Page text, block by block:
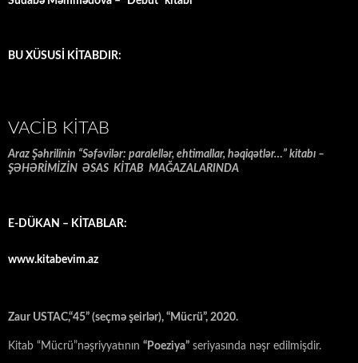
BU XÜSUSİ KİTABDIR:
VACIB KITAB
Araz Şəhrilinin “Səfəvilər: paralellər, ehtimallar, həqiqətlər…” kitabı –
ŞƏHƏRİMİZİN ƏSAS KİTAB MAĞAZALARINDA
E-DÜKAN – KİTABLAR:
www.kitabevim.az
Zaur USTAC,“45” (seçmə şeirlər), “Mücrü”, 2020.
Kitab “Mücrü”nəşriyyatının “Poeziya” seriyasında nəşr edilmişdir.